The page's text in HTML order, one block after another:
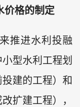
价格的制定
推进水利投融
型水利工程划
建的工程）和
扩建工程），